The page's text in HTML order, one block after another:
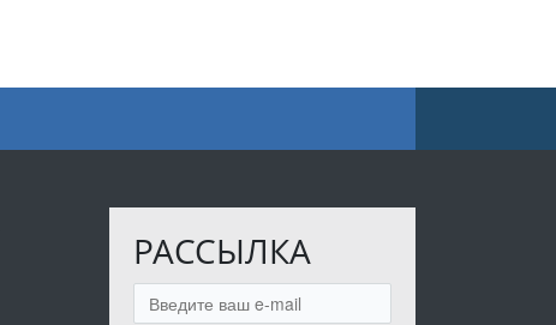
РАССЫЛКА